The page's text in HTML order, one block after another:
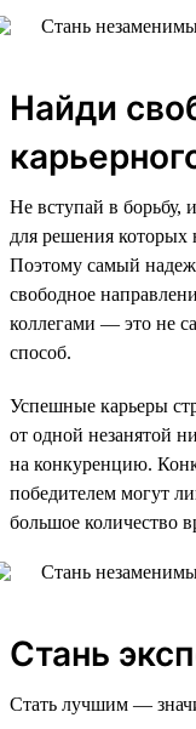
Найди
Не вступай в борьбу,
для решения которых
Поэтому самый
свободное
коллегами — это не
способ.
Успешные карьеры
от одной незанятой
на конкуренцию.
победителем могут
большое количество
Стань
Стать лучшим —